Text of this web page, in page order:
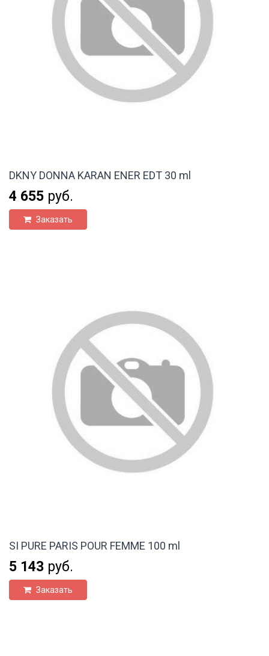
DKNY DONNA KARAN ENER EDT 30 ml
4 655 руб.
Заказать
SI PURE PARIS POUR FEMME 100 ml
5 143 руб.
Заказать